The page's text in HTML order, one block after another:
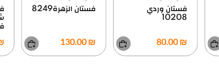
فستان الزهرة8249
₪ 130.00
فستان قبة على
₪ 130.00